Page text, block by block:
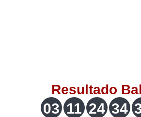
Lotería del Quindio
Resultado
03 11 24 34